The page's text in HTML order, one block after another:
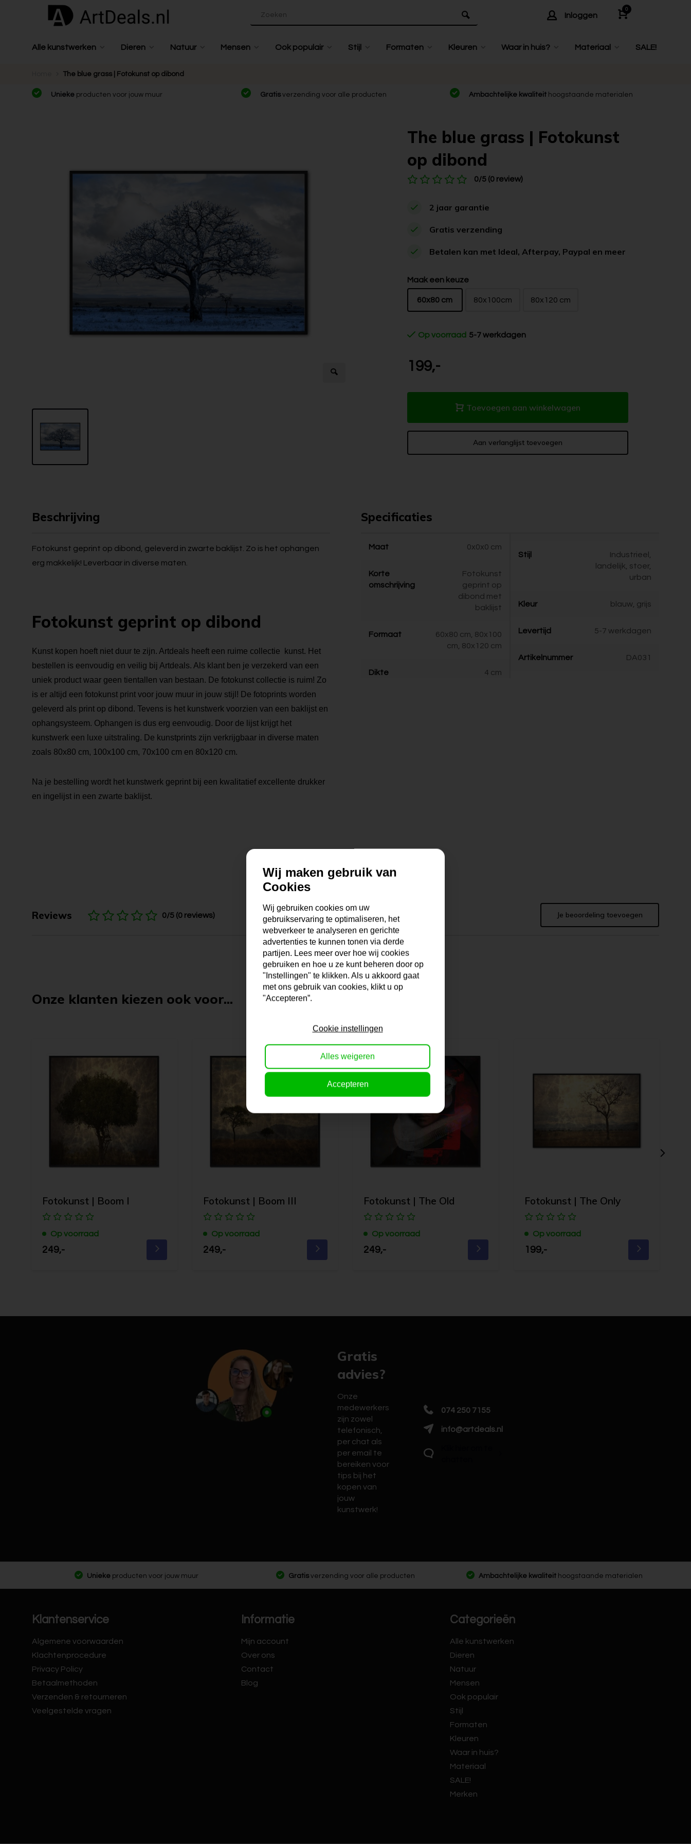
Inloggen
0
Alle kunstwerken Dieren Natuur Mensen Ook populair Stijl Formaten Kleuren Waar in huis? Materiaal SALE!
The blue grass | Fotokunst op dibond
Unieke producten voor jouw muur Gratisverzending voor alle producten Ambachtelijke kwaliteit hoogstaande materialen
The blue grass | Fotokunst
op dibond
0/5 (0 review)
2 jaar garantie
Gratis verzending
Betalen kan met Ideal, Afterpay, Paypal en meer
Maak een keuze
60x80 cm 80x100cm 80x120 cm
Op voorraad 5-7 werkdagen
199,-
Toevoegen aan winkelwagen
Aan verlanglijst toevoegen
Beschrijving
Fotokunst geprint op dibond, geleverd in zwarte baklijst. Zo is het ophangen
erg makkelijk! Leverbaar in diverse maten.
Fotokunst geprint op dibond
Kunst kopen hoeft niet duur te zijn. Artdeals heeft een ruime collectie kunst. Het
bestellen is eenvoudig en veilig bij Artdeals. Als klant ben je verzekerd van een
uniek product waar geen tientallen van bestaan. De fotokunst collectie is ruim! Zo
is er altijd een fotokunst print voor jouw muur in jouw stijl! De fotoprints worden
geleverd als print op dibond. Tevens is het kunstwerk voorzien van een baklijst en
ophangsysteem. Ophangen is dus erg eenvoudig. Door de lijst krijgt het
kunstwerk een luxe uitstraling. De kunstprints zijn verkrijgbaar in diverse maten
zoals 80x80 cm, 100x100 cm, 70x100 cm en 80x120 cm.
Na je bestelling wordt het kunstwerk geprint bij een kwalitatief excellente drukker
en ingelijst in een zwarte baklijst.
Specificaties
Maat 0x0x0 cm
Korte
omschrijving
Fotokunst
geprint op
dibond met
baklijst
Formaat
60x80 cm, 80x100
cm, 80x120 cm
Dikte 4 cm
Stijl
Industrieel,
landelijk, stoer,
urban
Kleur blauw, grijs
Levertijd 5-7 werkdagen
Artikelnummer DA031
Reviews 0/5 (0 reviews) Je beoordeling toevoegen
Onze klanten kiezen ook voor...
Fotokunst | Boom I
Op voorraad
249,-
Fotokunst | Boom III
Op voorraad
249,-
Fotokunst | The Old
Op voorraad
249,-
Fotokunst | The Only
Op voorraad
199,-
Gratis
advies?
Onze
medewerkers
zijn zowel
telefonisch,
per chat als
per email te
bereiken voor
tips bij het
kopen van
jouw
kunstwerk!
074 250 7155
info@artdeals.nl
Unieke producten voor jouw muur Gratis verzending voor alle producten Ambachtelijke kwaliteit hoogstaande materialen
Klantenservice
Algemene voorwaarden
Klachtenprocedure
Privacy Policy
Betaalmethoden
Verzenden & retourneren
Veelgestelde vragen
Informatie
Mijn account
Over ons
Contact
Blog
Categorieën
Alle kunstwerken
Dieren
Natuur
Mensen
Ook populair
Stijl
Formaten
Kleuren
Waar in huis?
Materiaal
SALE!
Merken
Wij maken gebruik van
Cookies
Wij gebruiken cookies om uw
gebruikservaring te optimaliseren, het
webverkeer te analyseren en gerichte
advertenties te kunnen tonen via derde
partijen. Lees meer over hoe wij cookies
gebruiken en hoe u ze kunt beheren door op
"Instellingen" te klikken. Als u akkoord gaat
met ons gebruik van cookies, klikt u op
"Accepteren”.
Cookie instellingen
Alles weigeren
Accepteren